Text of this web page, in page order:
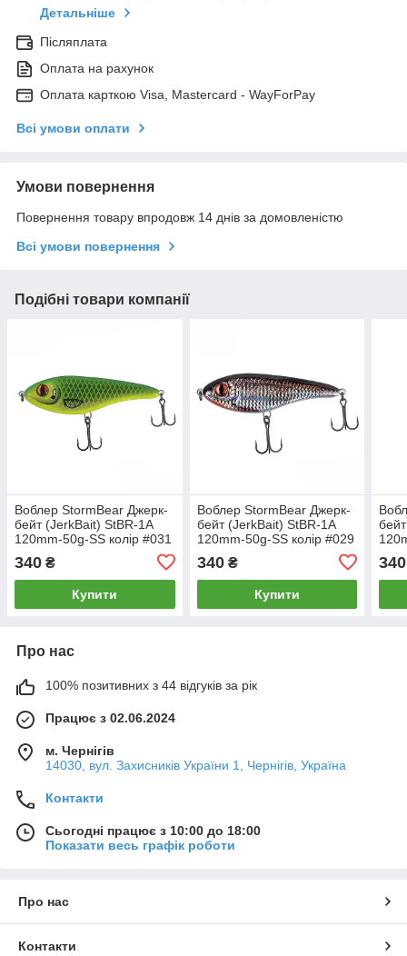
Детальніше
Післяплата
Оплата на рахунок
Оплата карткою Visa, Mastercard - WayForPay
Всі умови оплати
Умови повернення
Повернення товару впродовж 14 днів за домовленістю
Всі умови повернення
Подібні товари компанії
Воблер StormBear Джерк-
бейт (JerkBait) StBR-1A
120mm-50g-SS колір #031
340 ₴
Купити
Воблер StormBear Джерк-
бейт (JerkBait) StBR-1A
120mm-50g-SS колір #029
340₴
Купити
340
Про нас
100% позитивних з 44 відгуків за рік
Працює з 02.06.2024
м. Чернігів
14030, вул. Захисників України 1, Чернігів, Україна
Контакти
Сьогодні працює з 10:00 до 18:00
Показати весь графік роботи
Про нас
Контакти